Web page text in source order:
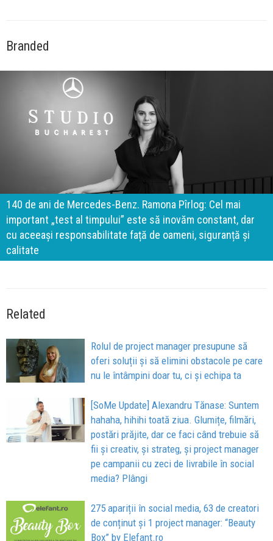
Branded
140 de ani de Mercedes-Benz. Ramona Pîrlog: Cel mai
important „test al timpului” este să inovăm constant, dar
cu aceeași responsabilitate față de oameni, siguranță și
calitate
Related
Rolul de project manager presupune să
oferi soluții și să elimini obstacole pe care
nu le întâmpini doar tu, ci și echipa ta
[SoMe Update] Alexandru Tănase: Suntem
hahaha, hihihi toată ziua. Glumițe, filmări,
postări prăjite, dar ce faci când trebuie să
fii și creativ, și strateg, și project manager
pe campanii cu zeci de livrabile în social
media? Plângi
275 apariții în social media, 63 de creatori
de conținut și 1 project manager: “Beauty
Box” by Elefant.ro